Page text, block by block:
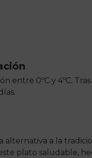
entre 0ºC y 4ºC.
alternativa a la
plato saludable,